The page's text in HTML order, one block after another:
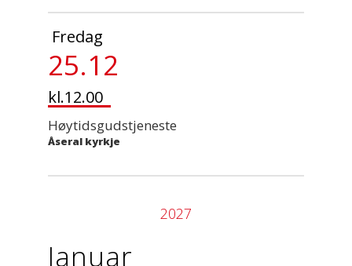
Fredag
25.12
kl.12.00
Høytidsgudstjeneste
Åseral kyrkje
2027
Januar